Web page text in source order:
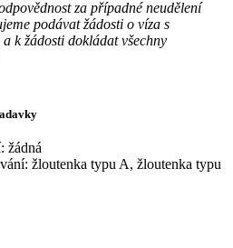
za případné neudělení
podávat žádosti o víza s
k žádosti dokládat všechny
žádná
žloutenka typu A, žloutenka typu